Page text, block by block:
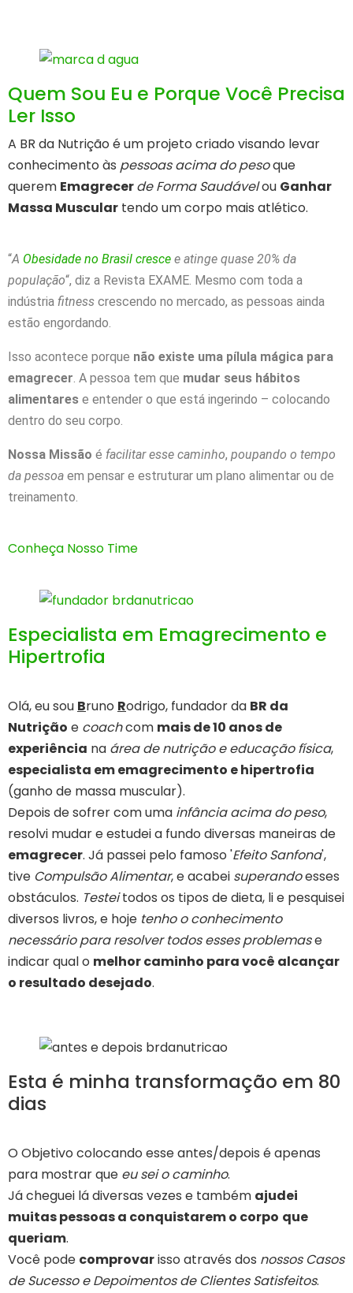
Quem Sou Eu e Porque Você Precisa
Ler Isso
A BR da Nutrição é um projeto criado visando levar
conhecimento às pessoas acima do pesoque
querem Emagrecerde Forma Saudávelou Ganhar
Massa Muscular tendo um corpo mais atlético.
“A Obesidade no Brasil cresce e atinge quase 20% da
população“, diz a Revista EXAME. Mesmo com toda a
indústria fitness crescendo no mercado, as pessoas ainda
estão engordando.
Isso acontece porque não existe uma pílula mágica para
emagrecer . A pessoa tem que mudar seus hábitos
alimentares e entender o que está ingerindo – colocando
dentro do seu corpo.
Nossa Missão é facilitar esse caminho, poupando o tempo
da pessoa em pensar e estruturar um plano alimentar ou de
treinamento.
Conheça Nosso Time
Especialista em Emagrecimento e
Hipertrofia
Olá, eu sou Bruno Rodrigo, fundador da BR da
Nutrição e coachcom mais de 10 anos de
experiência na área de nutrição e educação física,
especialista em emagrecimento e hipertrofia
(ganho de massa muscular).
Depois de sofrer com uma infância acima do peso,
resolvi mudar e estudei a fundo diversas maneiras de
emagrecer. Já passei pelo famoso 'Efeito Sanfona',
tive Compulsão Alimentar, e acabei superandoesses
obstáculos. Testeitodos os tipos de dieta, li e pesquisei
diversos livros, e hoje tenho o conhecimento
necessário para resolver todos esses problemase
indicar qual o melhor caminho para você alcançar
o resultado desejado.
Esta é minha transformação em 80
dias
O Objetivo colocando esse antes/depois é apenas
para mostrar que eu sei o caminho.
Já cheguei lá diversas vezes e também ajudei
muitas pessoas a conquistarem o corpo que
queriam.
Você pode comprovarisso através dos nossos Casos
de Sucesso e Depoimentos de Clientes Satisfeitos.